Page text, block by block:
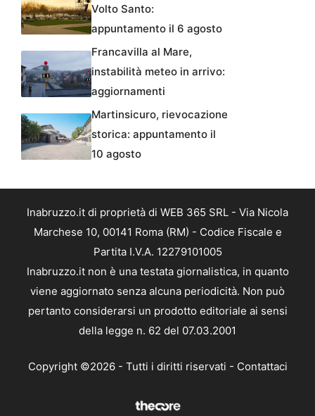
Volto Santo:
appuntamento il 6 agosto
Francavilla al Mare,
instabilità meteo in arrivo:
aggiornamenti
Martinsicuro, rievocazione
storica: appuntamento il
10 agosto
Inabruzzo.it di proprietà di WEB 365 SRL - Via Nicola
Marchese 10, 00141 Roma (RM) - Codice Fiscale e
Partita I.V.A. 12279101005
Inabruzzo.it non è una testata giornalistica, in quanto
viene aggiornato senza alcuna periodicità. Non può
pertanto considerarsi un prodotto editoriale ai sensi
della legge n. 62 del 07.03.2001
Copyright ©2026 - Tutti i diritti riservati - Contattaci